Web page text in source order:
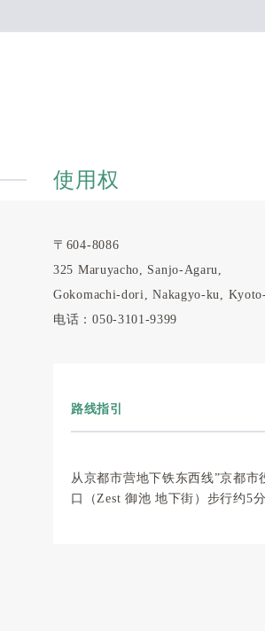
使用权
〒604-8086
325 Maruyacho, Sanjo-Agaru,
Gokomachi-dori, Nakagyo-ku,
电话：050-3101-9399
路线指引
从京都市营地下铁东西线”京都市
口（Zest 御池 地下街）步行约5